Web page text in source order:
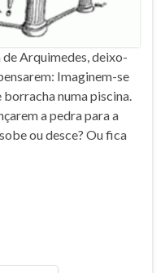
de Arquimedes, deixo-
Imaginem-se
numa piscina.
a pedra para a
ou desce? Ou fica